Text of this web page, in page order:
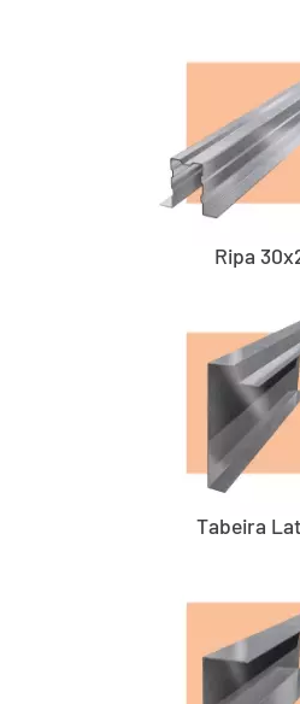
Ripa
Tabeira